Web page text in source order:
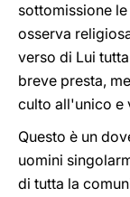
sottomissione
osserva
verso di Lui
breve presta,
culto all'unico e
Questo è un
uomini
di tutta la